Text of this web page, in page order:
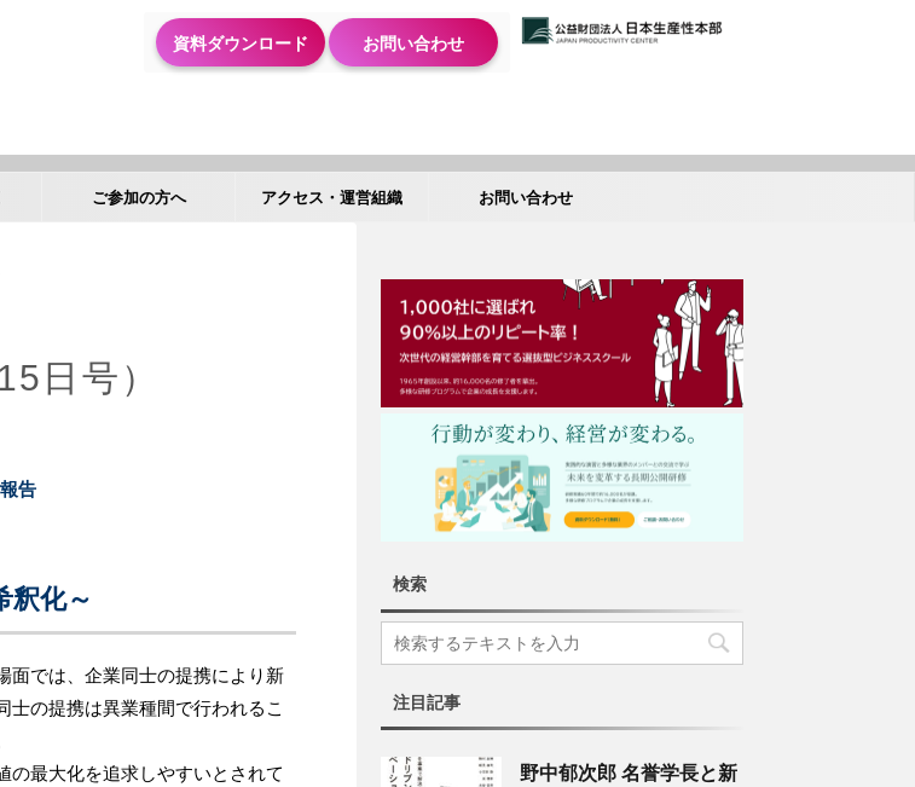
資料ダウンロード お問い合わせ
ご参加の方へ アクセス・運営組織 お問い合わせ
日号）
告
釈化～
では、企業同士の提携により新
の提携は異業種間で行われるこ
最大化を追求しやすいとされて
検索
注目記事
野中郁次郎 名誉学長と新